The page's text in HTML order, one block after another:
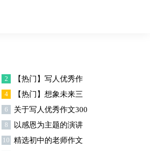
2
【热门】写人优秀作
文300字集合7篇
4
【热门】想象未来三
年级作文汇编7篇
6
关于写人优秀作文300
字汇编六篇
8
以感恩为主题的演讲
稿
10 精选初中的老师作文